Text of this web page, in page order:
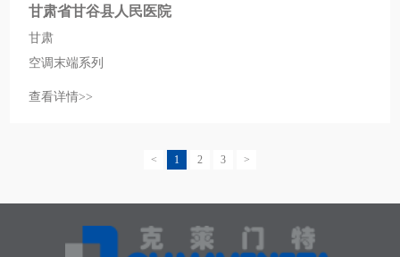
甘肃省甘谷县人民医院
甘肃
空调末端系列
查看详情>>
< 1 2 3 >